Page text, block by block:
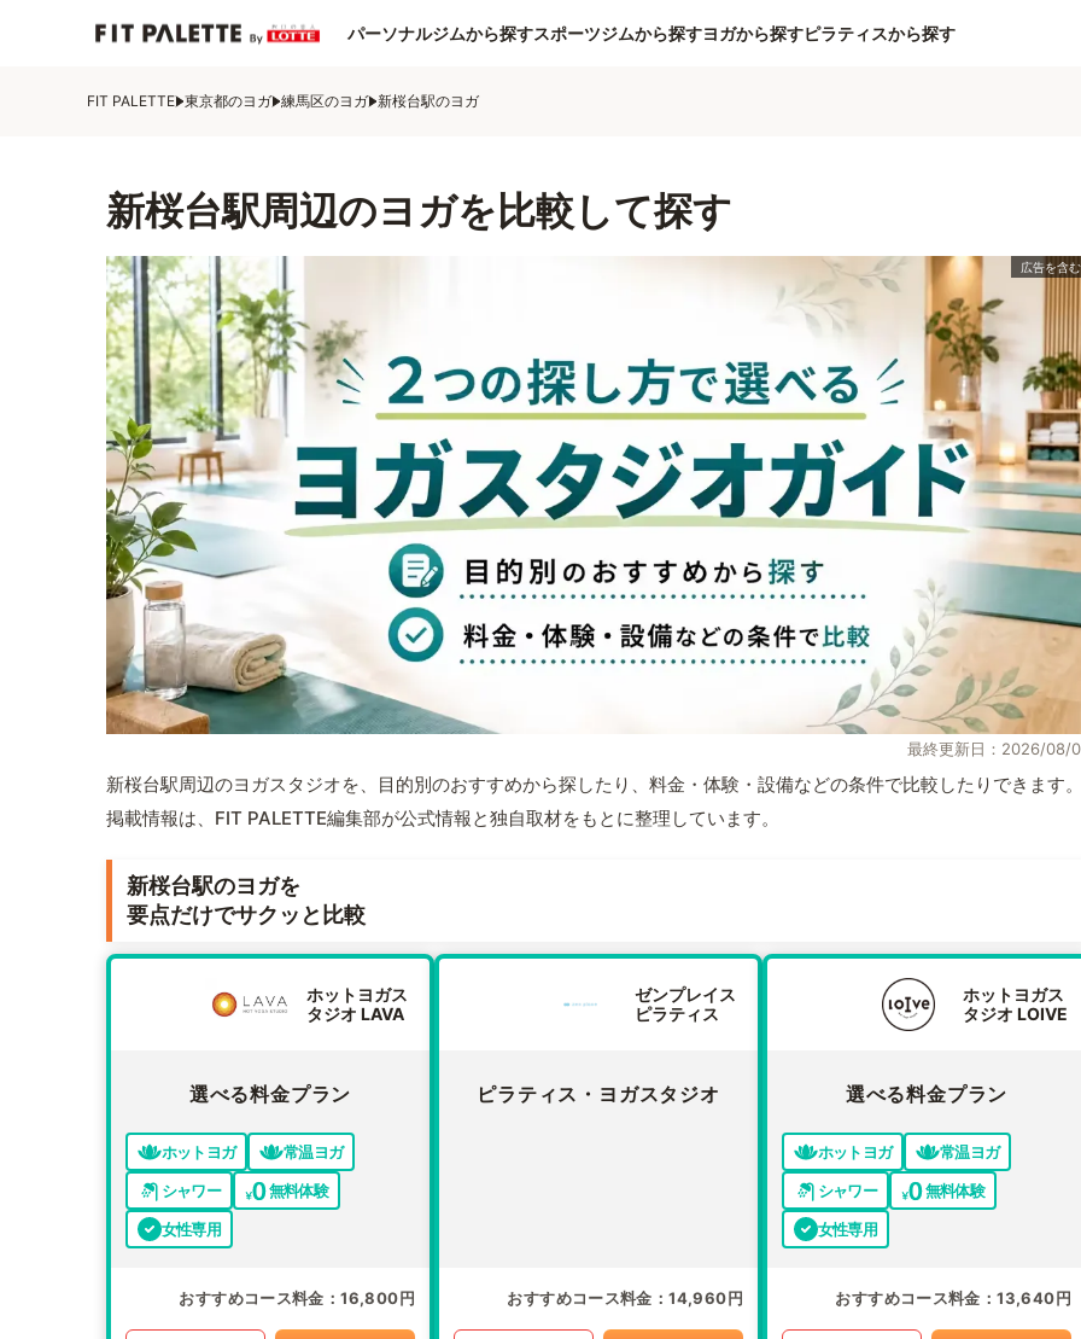
パーソナルジムから探すスポーツジムから探すヨガから探すピラティスから探す
FIT PALETTE 東京都のヨガ 練馬区のヨガ 新桜台駅のヨガ
新桜台駅周辺のヨガを比較して探す
最終更新日：2026/08/
新桜台駅周辺のヨガスタジオを、目的別のおすすめから探したり、料金・体験・設備などの条件で比較したりできます
掲載情報は、FIT PALETTE編集部が公式情報と独自取材をもとに整理しています。
新桜台駅のヨガを
要点だけでサクッと比較
ホットヨガス
タジオ LAVA
選べる料金プラン
ホットヨガ
常温ヨガ
シャワー
無料体験
女性専用
おすすめコース料金 16,800円
ゼンプレイス
ピラティス
ピラティス・ヨガスタジオ
おすすめコース料金 14,960円
ホットヨガス
タジオ LOIVE
選べる料金プラン
ホットヨガ
常温ヨガ
シャワー
無料体験
女性専用
おすすめコース料金 13,640円